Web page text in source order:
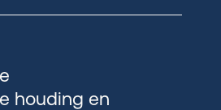
houding en